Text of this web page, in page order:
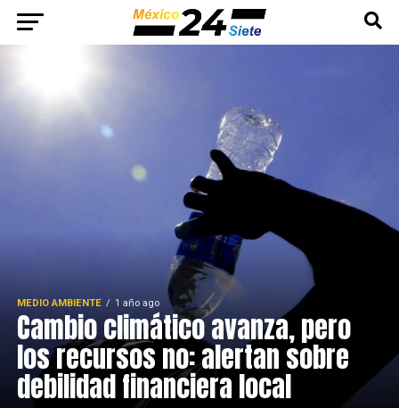
MEDIO AMBIENTE 1 año ago
Cambio climático avanza, pero
los recursos no: alertan sobre
debilidad financiera local